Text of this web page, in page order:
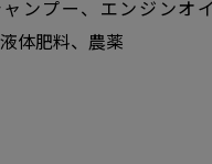
ンプー、エンジンオ
体肥料、農薬